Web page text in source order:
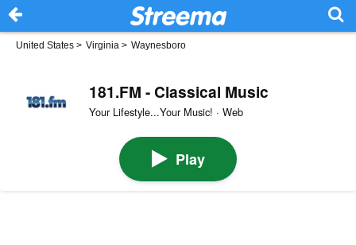
United States > Virginia > Waynesboro
181.FM - Classical Music
Your Lifestyle...Your Music! · Web
Play